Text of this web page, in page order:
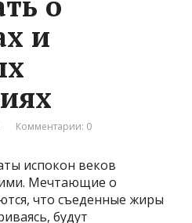
и
Комментарии: 0
испокон веков
Мечтающие о
что съеденные жиры
будут